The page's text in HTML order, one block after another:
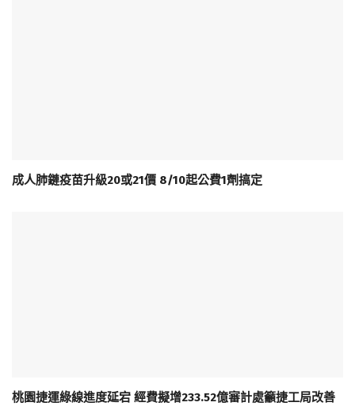
成人肺鏈疫苗升級20或21價 8/10起公費1劑搞定
桃園捷運綠線進度延宕 經費擬增233.52億審計處籲捷工局改善